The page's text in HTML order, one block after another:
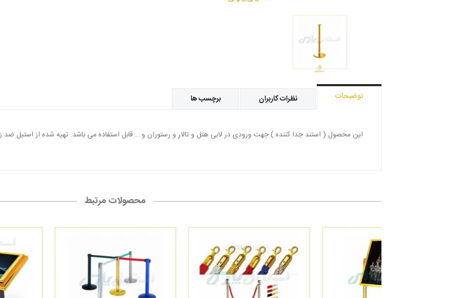
توضیحات نظرات کاربران برچسب ها
این محصول ( استند جدا کننده ) جهت ورودی در لابی هتل و تالار و رستوران و … قابل استفاده می باشد. تهیه شده از استیل
محصولات مرتبط